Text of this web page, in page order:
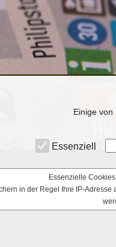
Einige von
Essenziell
Essenzielle
in der Regel Ihre IP-